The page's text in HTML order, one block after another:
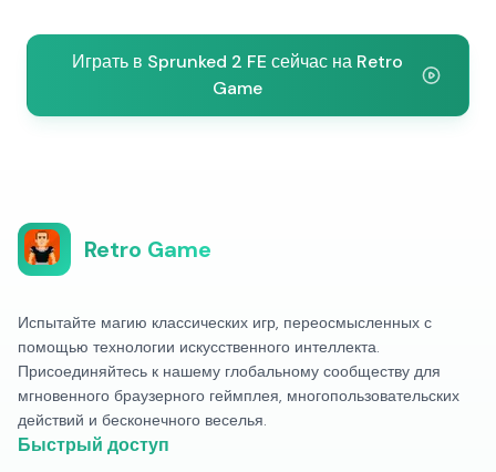
Играть в Sprunked 2 FE сейчас на Retro
Game
Retro Game
Испытайте магию классических игр, переосмысленных с
помощью технологии искусственного интеллекта.
Присоединяйтесь к нашему глобальному сообществу для
мгновенного браузерного геймплея, многопользовательских
действий и бесконечного веселья.
Быстрый доступ